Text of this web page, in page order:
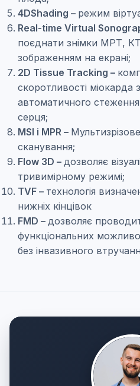
4DShading – режим
Real-time Virtual
поєднати знімки МРТ,
зображенням на екрані;
2D Tissue Tracking –
скоротливості
автоматичного
серця;
MSI і MPR –
сканування;
Flow 3D – дозволяє
тривимірному режимі;
TVF – технологія
нижніх кінцівок
FMD – дозволяє
функціональних
без інвазивного